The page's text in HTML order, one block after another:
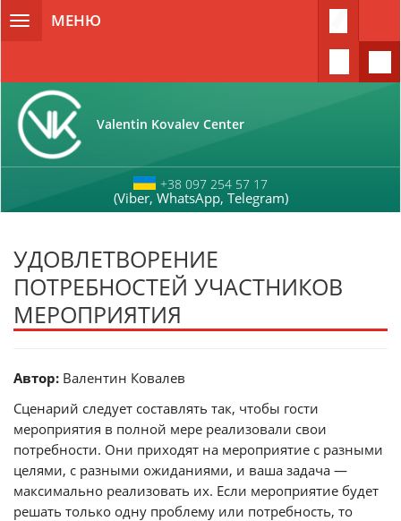
ToggleМЕНЮ
Valentin Kovalev Center
+38 097 254 57 17
(Viber, WhatsApp, Telegram)
УДОВЛЕТВОРЕНИЕ
ПОТРЕБНОСТЕЙ УЧАСТНИКОВ
МЕРОПРИЯТИЯ
Автор: Валентин Ковалев
Сценарий следует составлять так, чтобы гости
мероприятия в полной мере реализовали свои
потребности. Они приходят на мероприятие с разными
целями, с разными ожиданиями, и ваша задача —
максимально реализовать их. Если мероприятие будет
решать только одну проблему или потребность, то